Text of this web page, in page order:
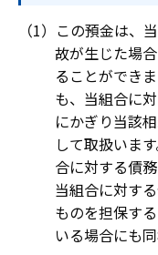
この預金は、
故が生じた場
ることができ
も、当組合に
にかぎり当該
して取扱いま
合に対する債
当組合に対す
ものを担保す
いる場合にも